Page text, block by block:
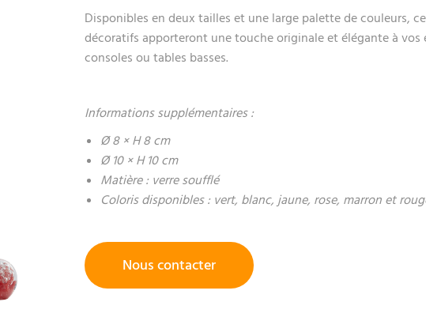
Disponibles en deux tailles et une large palette de couleurs,
décoratifs apporteront une touche originale et élégante à vos
consoles ou tables basses.
Informations supplémentaires :
Ø 8 × H 8 cm
Ø 10 × H 10 cm
Matière : verre soufflé
Coloris disponibles : vert, blanc, jaune, rose, marron et
Nous contacter